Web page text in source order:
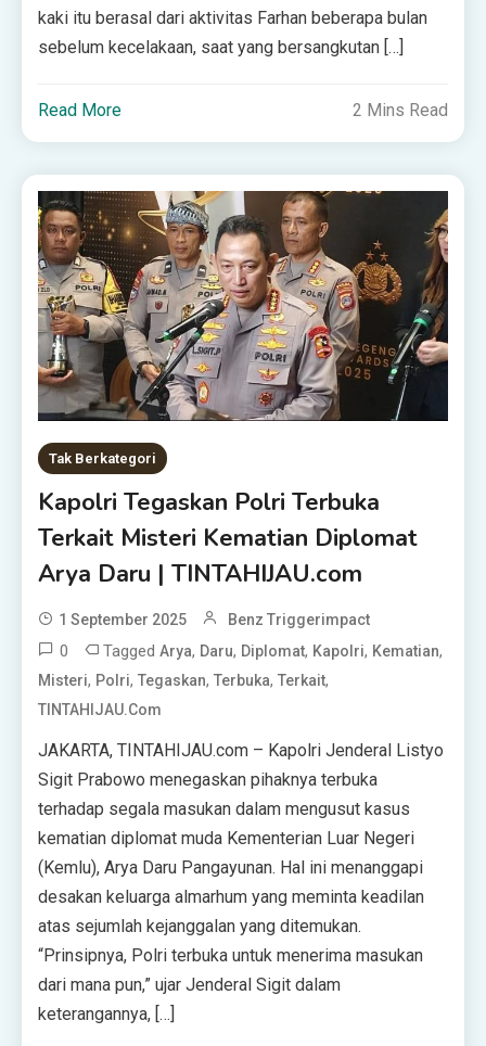
kaki itu berasal dari aktivitas Farhan beberapa bulan
sebelum kecelakaan, saat yang bersangkutan […]
Read More 2 Mins Read
Tak Berkategori
Kapolri Tegaskan Polri Terbuka
Terkait Misteri Kematian Diplomat
Arya Daru | TINTAHIJAU.com
1 September 2025 Benz Triggerimpact
0 TaggedArya, Daru, Diplomat, Kapolri, Kematian,
Misteri, Polri,Tegaskan,Terbuka,Terkait,
TINTAHIJAU.com
JAKARTA, TINTAHIJAU.com – Kapolri Jenderal Listyo
Sigit Prabowo menegaskan pihaknya terbuka
terhadap segala masukan dalam mengusut kasus
kematian diplomat muda Kementerian Luar Negeri
(Kemlu), Arya Daru Pangayunan. Hal ini menanggapi
desakan keluarga almarhum yang meminta keadilan
atas sejumlah kejanggalan yang ditemukan.
“Prinsipnya, Polri terbuka untuk menerima masukan
dari mana pun,” ujar Jenderal Sigit dalam
keterangannya, […]